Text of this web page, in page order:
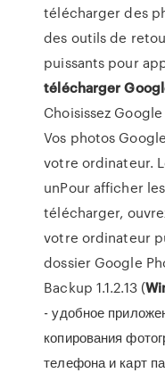
télécharger des
des outils de
puissants pour
télécharger
Choisissez
Vos photos
votre ordinateur.
unPour afficher
télécharger,
votre ordinateur
dossier Google
Backup 1.1.2.13 (
- удобное
копирования
телефона и карт